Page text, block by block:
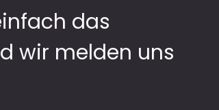
das
wir melden uns